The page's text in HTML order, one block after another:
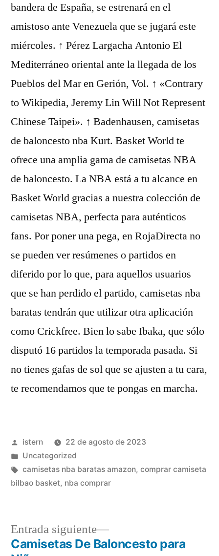
bandera de España, se estrenará en el
amistoso ante Venezuela que se jugará este
miércoles. ↑ Pérez Largacha Antonio El
Mediterráneo oriental ante la llegada de los
Pueblos del Mar en Gerión, Vol. ↑ «Contrary
to Wikipedia, Jeremy Lin Will Not Represent
Chinese Taipei». ↑ Badenhausen, camisetas
de baloncesto nba Kurt. Basket World te
ofrece una amplia gama de camisetas NBA
de baloncesto. La NBA está a tu alcance en
Basket World gracias a nuestra colección de
camisetas NBA, perfecta para auténticos
fans. Por poner una pega, en RojaDirecta no
se pueden ver resúmenes o partidos en
diferido por lo que, para aquellos usuarios
que se han perdido el partido, camisetas nba
baratas tendrán que utilizar otra aplicación
como Crickfree. Bien lo sabe Ibaka, que sólo
disputó 16 partidos la temporada pasada. Si
no tienes gafas de sol que se ajusten a tu cara,
te recomendamos que te pongas en marcha.
Publicado
por
istern
22 de agosto de 2023
Publicado
en
Uncategorized
Etiquetas:
camisetas nba baratas amazon, comprar camiseta
bilbao basket, nba comprar
Entrada siguiente
Entrada
siguiente:
Camisetas De Baloncesto para